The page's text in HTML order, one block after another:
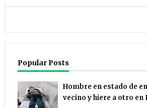
Popular Posts
Hombre en estado de
vecino y hiere a otro en